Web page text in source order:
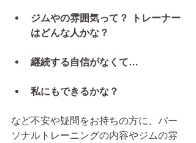
ジムやの雰囲気って？ トレーナー
はどんな人かな？
継続する自信がなくて…
私にもできるかな？
など不安や疑問をお持ちの方に、パー
ソナルトレーニングの内容やジムの雰